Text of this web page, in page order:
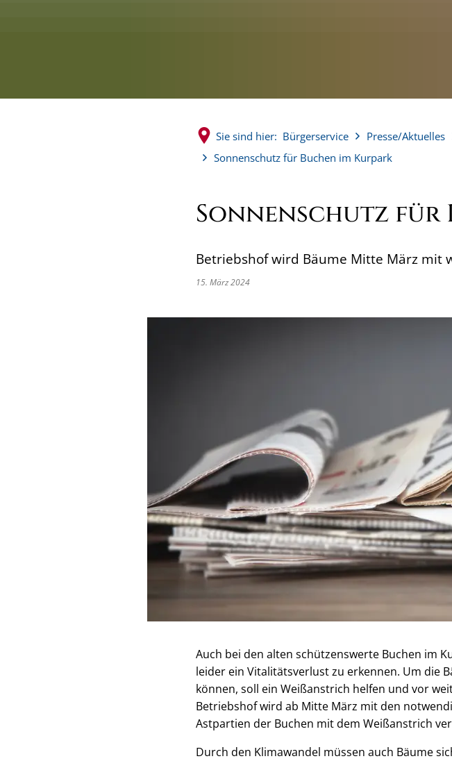
Sie sind hier: Bürgerservice Presse/Aktuelles
Sonnenschutz für Buchen im Kurpark
Sonnenschutz für
Betriebshof wird Bäume Mitte März mit
15. März 2024
Auch bei den alten schützenswerte Buchen im
leider ein Vitalitätsverlust zu erkennen. Um die
können, soll ein Weißanstrich helfen und vor
Betriebshof wird ab Mitte März mit den
Astpartien der Buchen mit dem Weißanstrich
Durch den Klimawandel müssen auch Bäume